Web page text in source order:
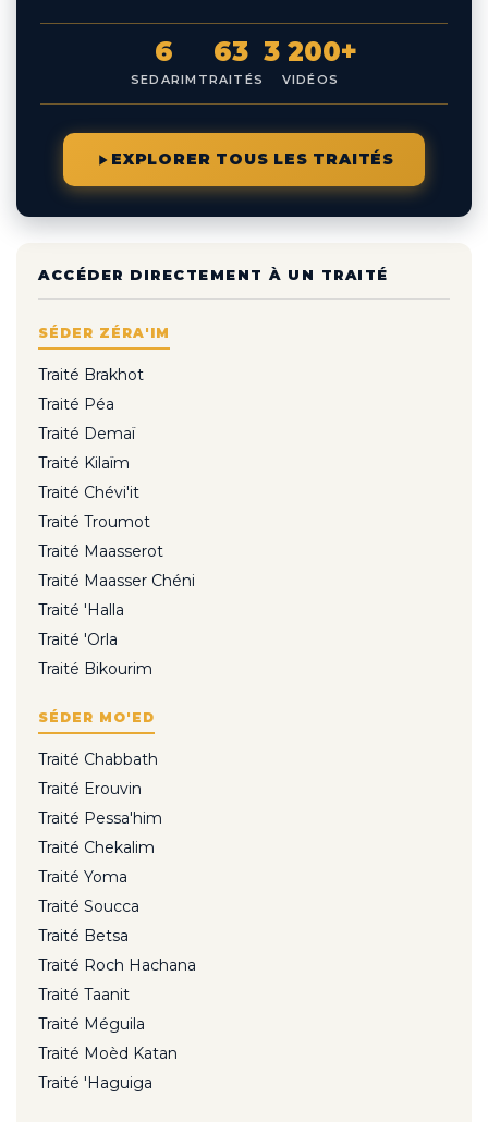
6
SEDARIM
63
TRAITÉS
3 200+
VIDÉOS
EXPLORER TOUS LES TRAITÉS
ACCÉDER DIRECTEMENT À UN TRAITÉ
SÉDER ZÉRA'IM
Traité Brakhot
Traité Péa
Traité Demaï
Traité Kilaïm
Traité Chévi'it
Traité Troumot
Traité Maasserot
Traité Maasser Chéni
Traité 'Halla
Traité 'Orla
Traité Bikourim
SÉDER MO'ED
Traité Chabbath
Traité Erouvin
Traité Pessa'him
Traité Chekalim
Traité Yoma
Traité Soucca
Traité Betsa
Traité Roch Hachana
Traité Taanit
Traité Méguila
Traité Moèd Katan
Traité 'Haguiga